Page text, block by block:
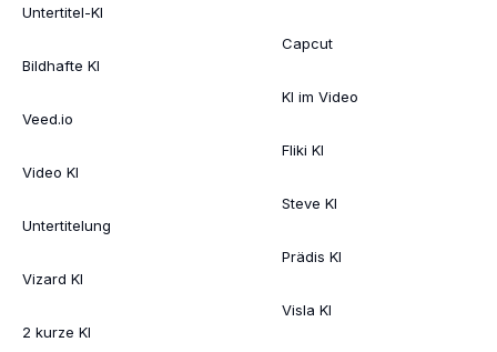
Untertitel-KI
Bildhafte KI
Veed.io
Video KI
Untertitelung
Vizard KI
2 kurze KI
Capcut
KI im Video
Fliki KI
Steve KI
Prädis KI
Visla KI